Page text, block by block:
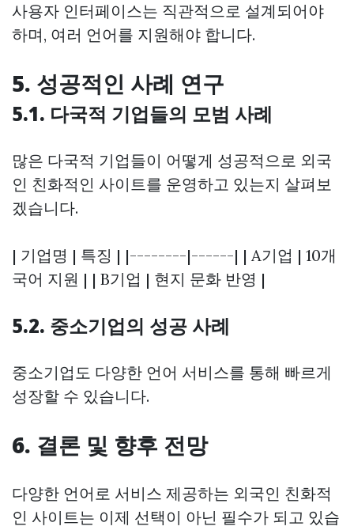
사용자 인터페이스는 직관적으로 설계되어야
하며, 여러 언어를 지원해야 합니다.
5. 성공적인 사례 연구
5.1. 다국적 기업들의 모범 사례
많은 다국적 기업들이 어떻게 성공적으로 외국
인 친화적인 사이트를 운영하고 있는지 살펴보
겠습니다.
| 기업명 | 특징 | |--------|------| | A기업 | 10개
국어 지원 | | B기업 | 현지 문화 반영 |
5.2. 중소기업의 성공 사례
중소기업도 다양한 언어 서비스를 통해 빠르게
성장할 수 있습니다.
6. 결론 및 향후 전망
다양한 언어로 서비스 제공하는 외국인 친화적
인 사이트는 이제 선택이 아닌 필수가 되고 있습